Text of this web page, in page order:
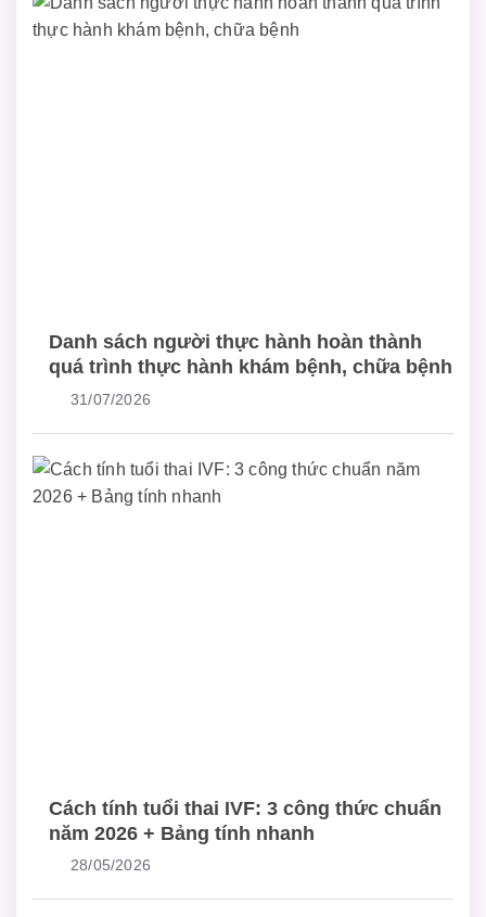
Danh sách người thực hành hoàn thành
quá trình thực hành khám bệnh, chữa bệnh
31/07/2026
Cách tính tuổi thai IVF: 3 công thức chuẩn
năm 2026 + Bảng tính nhanh
28/05/2026